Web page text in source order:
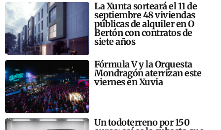
La Xunta sorteará el 11 de
septiembre 48 viviendas
públicas de alquiler en O
Bertón con contratos de
siete años
Fórmula V y la Orquesta
Mondragón aterrizan este
viernes en Xuvia
Un todoterreno por 150